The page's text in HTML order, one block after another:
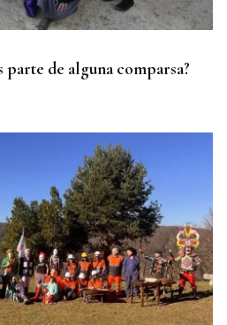
parte de alguna comparsa?